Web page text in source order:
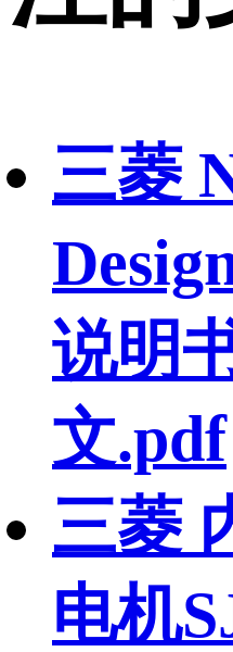
三菱
说明
文.pdf
三菱
电机